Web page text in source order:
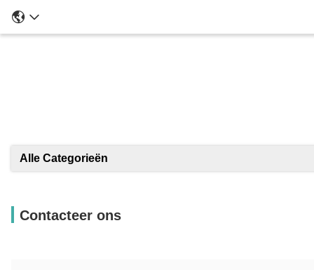
Alle Categorieën
Contacteer ons